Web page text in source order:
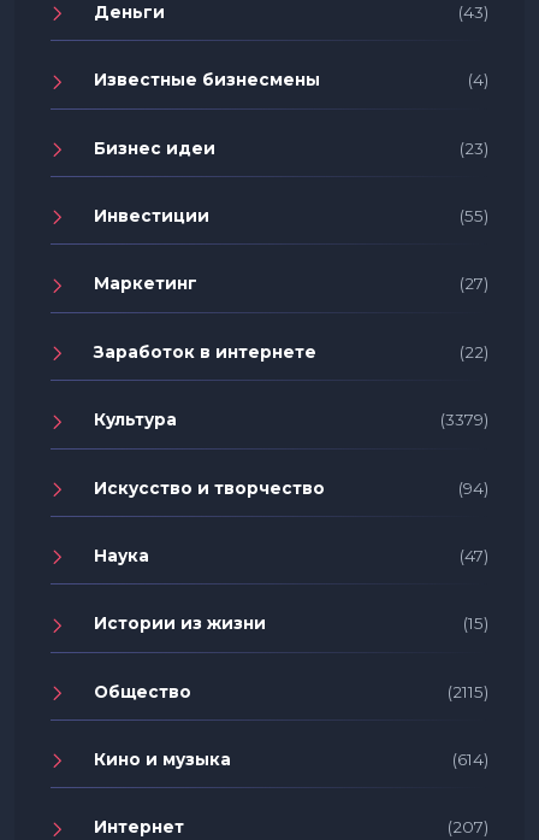
Деньги (43)
Известные бизнесмены (4)
Бизнес идеи (23)
Инвестиции (55)
Маркетинг (27)
Заработок в интернете (22)
Культура (3379)
Искусство и творчество (94)
Наука (47)
Истории из жизни (15)
Общество (2115)
Кино и музыка (614)
Интернет (207)